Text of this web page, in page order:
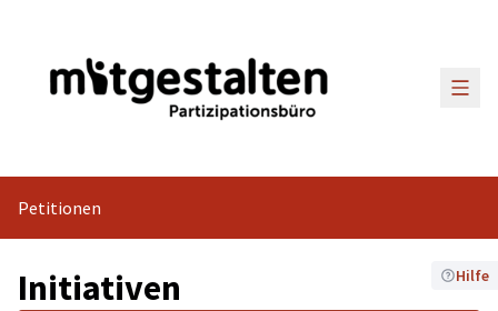
Petitionen
Initiativen Hilfe